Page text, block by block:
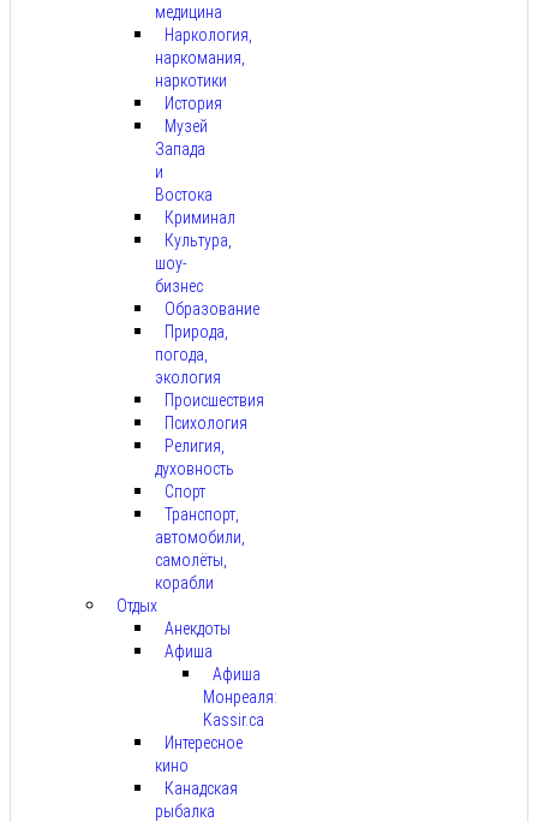
медицина
Наркология,
наркомания,
наркотики
История
Музей
Запада
и
Востока
Криминал
Культура,
шоу-
бизнес
Образование
Природа,
погода,
экология
Происшествия
Психология
Религия,
духовность
Спорт
Транспорт,
автомобили,
самолёты,
корабли
Отдых
Анекдоты
Афиша
Афиша
Монреаля:
Kassir.ca
Интересное
кино
Канадская
рыбалка